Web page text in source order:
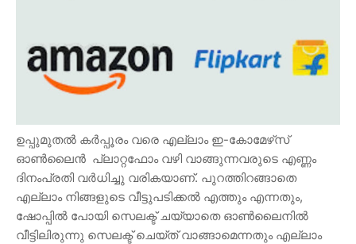
ഉപ്പുമുതൽ കർപ്പൂരം വരെ എല്ലാം ഇ-കോമേഴ്‌സ്
ഓൺലൈൻ പ്ലാറ്റഫോം വഴി വാങ്ങുന്നവരുടെ എണ്ണം
ദിനംപ്രതി വർധിച്ചു വരികയാണ്. പുറത്തിറങ്ങാതെ
എല്ലാം നിങ്ങളുടെ വീട്ടുപടിക്കൽ എത്തും എന്നതും,
ഷോപ്പിൽ പോയി സെലക്ട് ചയ്യാതെ ഓൺലൈനിൽ
വീട്ടിലിരുന്നു സെലക്ട് ചെയ്‌ത്‌ വാങ്ങാമെന്നതും എല്ലാം